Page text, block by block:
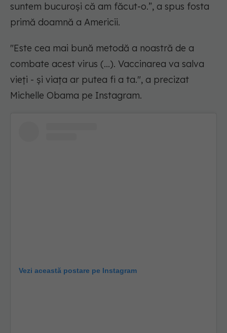
suntem bucuroși că am făcut-o.”, a spus fosta
primă doamnă a Americii.
"Este cea mai bună metodă a noastră de a
combate acest virus (...). Vaccinarea va salva
vieți - și viața ar putea fi a ta.", a precizat
Michelle Obama pe Instagram.
Vezi această postare pe Instagram